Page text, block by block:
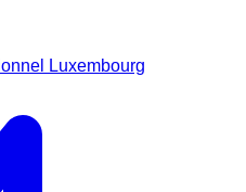
Luxembourg